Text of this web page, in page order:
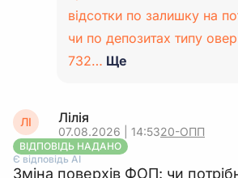
відсотки по залишку на
чи по депозитах типу
732… Ще
ЛІ Лілія
07.08.2026 | 14:5320-ОПП
ВІДПОВІДЬ НАДАНО
Є відповідь АІ
Зміна поверхів ФОП: чи